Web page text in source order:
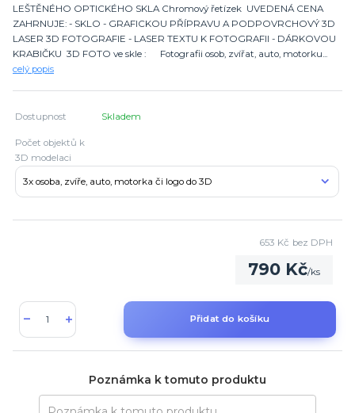
LEŠTĚNÉHO OPTICKÉHO SKLA Chromový řetízek UVEDENÁ CENA
ZAHRNUJE: - SKLO - GRAFICKOU PŘÍPRAVU A PODPOVRCHOVÝ 3D
LASER 3D FOTOGRAFIE - LASER TEXTU K FOTOGRAFII - DÁRKOVOU
KRABIČKU 3D FOTO ve skle : Fotografii osob, zvířat, auto, motorku...
celý popis
Dostupnost Skladem
Počet objektů k
3D modelaci
790 Kč/ks
653 Kč bez DPH
Přidat do košíku
Poznámka k tomuto produktu